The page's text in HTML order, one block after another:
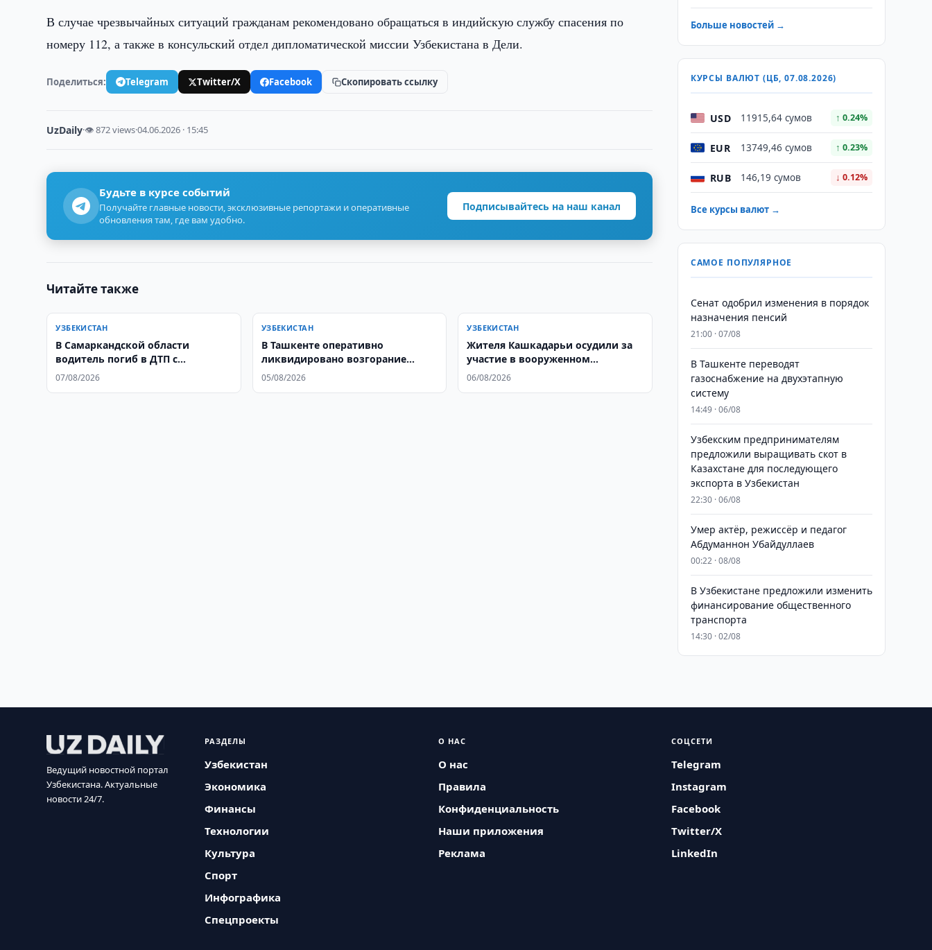
В случае чрезвычайных ситуаций гражданам рекомендовано обращаться в индийскую службу спасения по
номеру 112, а также в консульский отдел дипломатической миссии Узбекистана в Дели.
Поделиться: Telegram Twitter/X Facebook Скопировать ссылку
UzDaily·👁 872 views·04.06.2026 · 15:45
Будьте в курсе событий
Получайте главные новости, эксклюзивные репортажи и оперативные
обновления там, где вам удобно.
Подписывайтесь на наш канал
Читайте также
УЗБЕКИСТАН
В Самаркандской области
водитель погиб в ДТП с
грузовиком
07/08/2026
УЗБЕКИСТАН
В Ташкенте оперативно
ликвидировано возгорание
дымохода кафе
05/08/2026
УЗБЕКИСТАН
Жителя Кашкадарьи осудили за
участие в вооруженном
конфликте
06/08/2026
Больше новостей →
КУРСЫ ВАЛЮТ (ЦБ, 07.08.2026)
USD 11915,64 сумов ↑ 0.24%
EUR 13749,46 сумов ↑ 0.23%
RUB 146,19 сумов ↓ 0.12%
Все курсы валют →
САМОЕ ПОПУЛЯРНОЕ
Сенат одобрил изменения в порядок
назначения пенсий
21:00 · 07/08
В Ташкенте переводят
газоснабжение на двухэтапную
систему
14:49 · 06/08
Узбекским предпринимателям
предложили выращивать скот в
Казахстане для последующего
экспорта в Узбекистан
22:30 · 06/08
Умер актёр, режиссёр и педагог
Абдуманнон Убайдуллаев
00:22 · 08/08
В Узбекистане предложили изменить
финансирование общественного
транспорта
14:30 · 02/08
Ведущий новостной портал
Узбекистана. Актуальные
новости 24/7.
РАЗДЕЛЫ
Узбекистан
Экономика
Финансы
Технологии
Культура
Спорт
Инфографика
Спецпроекты
О НАС
О нас
Правила
Конфиденциальность
Наши приложения
Реклама
СОЦСЕТИ
Telegram
Instagram
Facebook
Twitter/X
LinkedIn